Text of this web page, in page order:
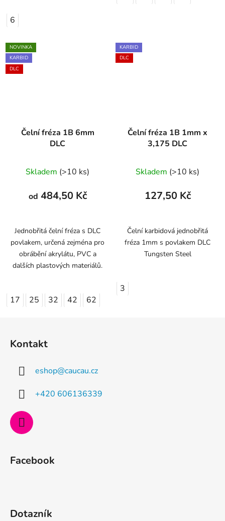
6
NOVINKA
KARBID
DLC
Čelní fréza 1B 6mm
DLC
Skladem (>10 ks)
od 484,50 Kč
Jednobřitá čelní fréza s DLC
povlakem, určená zejména pro
obrábění akrylátu, PVC a
dalších plastových materiálů.
17 25 32 42 62
KARBID
DLC
Čelní fréza 1B 1mm x
3,175 DLC
Skladem (>10 ks)
127,50 Kč
Čelní karbidová jednobřitá
fréza 1mm s povlakem DLC
Tungsten Steel
3
Kontakt
eshop@caucau.cz
+420 606136339
Facebook
Dotazník